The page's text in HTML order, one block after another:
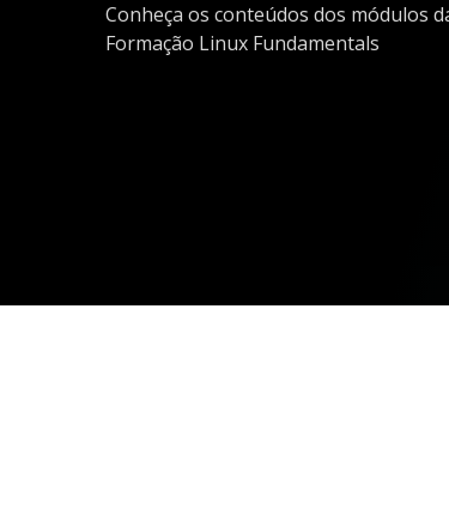
Conheça os conteúdos dos módulos
Formação Linux Fundamentals